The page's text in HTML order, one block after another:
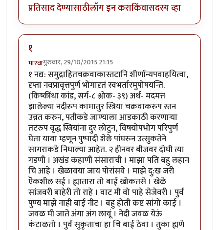
प्रतिसाद देण्यासाठीलॉग इन कराकिंवासदस्य व्हा
१
मारवागुरुवार, 29/10/2015 21:15
१ नद्य: समुद्राहितचक्रवाकास्तटानि शीर्णान्यपवाहयित्वा,
दृप्ता नवप्रावृत्तपुर्ण भोगादृतं स्वभर्तारमुपोषयन्ति.
(किष्कींधा कांड, सर्ग-८ श्लोक- ३९) अर्थ- मदमत्त
झालेल्या नदीरुप कामातुर स्त्रिया चक्रवाकरुप स्तन
उन्नत करुन, पतीकडे जाण्याला आडकाठी करणा‍र्‍या
तटरुप वृद्ध स्त्रियांना दुर लोटुन, विषयोपभोग परिपुर्ण
घेता यावा म्हणून पुष्पादी शेले पांघरुन उत्सुकतेने
सागराकडे निघाल्या आहेत. २ हीनवर बीजवर दोघी त्या
गडणी । अखंड कहाणी संसाराची । माझा पति बहु लहान
चि आहे । खेळावया जाय पोरांसवे । माझे दु:ख जरी
ऎकशील सई । ह्यातारा तो बाई खोकतसे । खेळे
सांजवरी बाहेरी तो राहे । वाट मी वो पाहे सेजेवरी । पुर्व
पुण्य माझे नाही बाई नीट । बहु होती कष्ट सांगो काई ।
जवळ मी जाते अंगा अंग लावूं । नेदी जवळ येऊं
कंटाळतो । पुर्व सुकृताचा हा चि बाई ठेवा । तुका ह्यणे